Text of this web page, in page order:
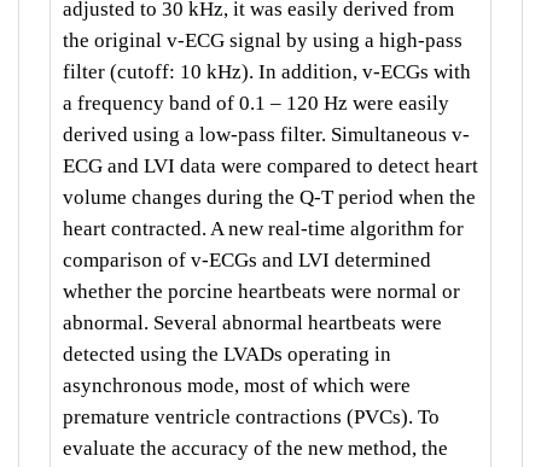
adjusted to 30 kHz, it was easily derived from
the original v-ECG signal by using a high-pass
filter (cutoff: 10 kHz). In addition, v-ECGs with
a frequency band of 0.1 – 120 Hz were easily
derived using a low-pass filter. Simultaneous v-
ECG and LVI data were compared to detect heart
volume changes during the Q-T period when the
heart contracted. A new real-time algorithm for
comparison of v-ECGs and LVI determined
whether the porcine heartbeats were normal or
abnormal. Several abnormal heartbeats were
detected using the LVADs operating in
asynchronous mode, most of which were
premature ventricle contractions (PVCs). To
evaluate the accuracy of the new method, the